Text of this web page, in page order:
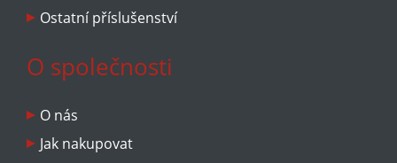
Ostatní příslušenství
O společnosti
O nás
Jak nakupovat